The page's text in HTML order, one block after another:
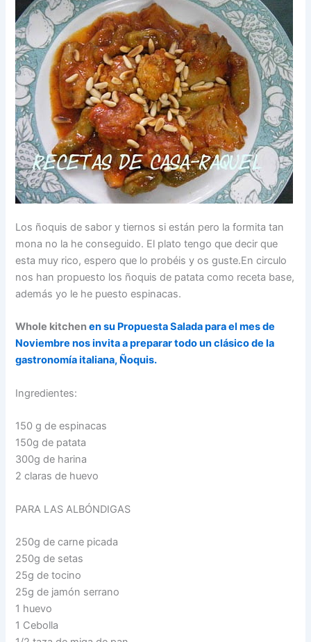
Los ñoquis de sabor y tiernos si están pero la formita tan
mona no la he conseguido. El plato tengo que decir que
esta muy rico, espero que lo probéis y os guste.En circulo
nos han propuesto los ñoquis de patata como receta base,
además yo le he puesto espinacas.
Whole kitchenen su Propuesta Salada para el mes de
Noviembre nos invita a preparar todo un clásico de la
gastronomía italiana, Ñoquis.
Ingredientes:
150 g de espinacas
150g de patata
300g de harina
2 claras de huevo
PARA LAS ALBÓNDIGAS
250g de carne picada
250g de setas
25g de tocino
25g de jamón serrano
1 huevo
1 Cebolla